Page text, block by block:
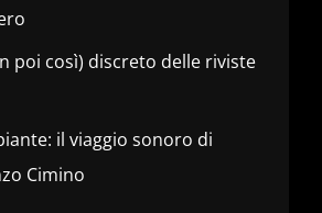
poi così) discreto delle riviste
il viaggio sonoro di
Cimino